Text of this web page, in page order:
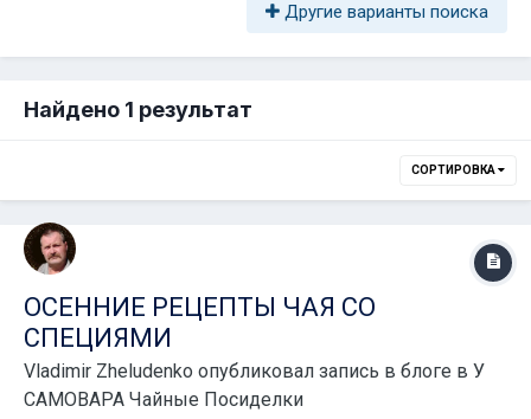
Другие варианты поиска
Найдено 1 результат
СОРТИРОВКА
ОСЕННИЕ РЕЦЕПТЫ ЧАЯ СО
СПЕЦИЯМИ
Vladimir Zheludenko опубликовал запись в блоге в У
САМОВАРА Чайные Посиделки